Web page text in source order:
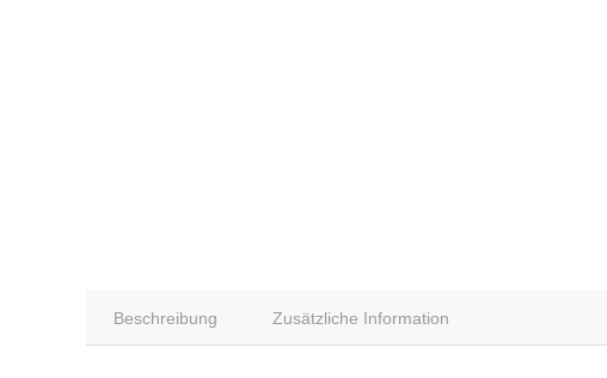
Beschreibung Zusätzliche Information